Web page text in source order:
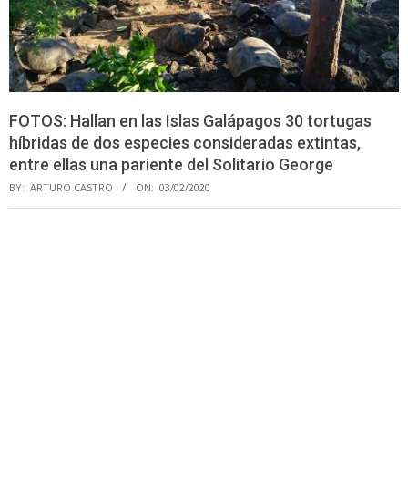
FOTOS: Hallan en las Islas Galápagos 30 tortugas
híbridas de dos especies consideradas extintas,
entre ellas una pariente del Solitario George
BY: ARTURO CASTRO ON: 03/02/2020